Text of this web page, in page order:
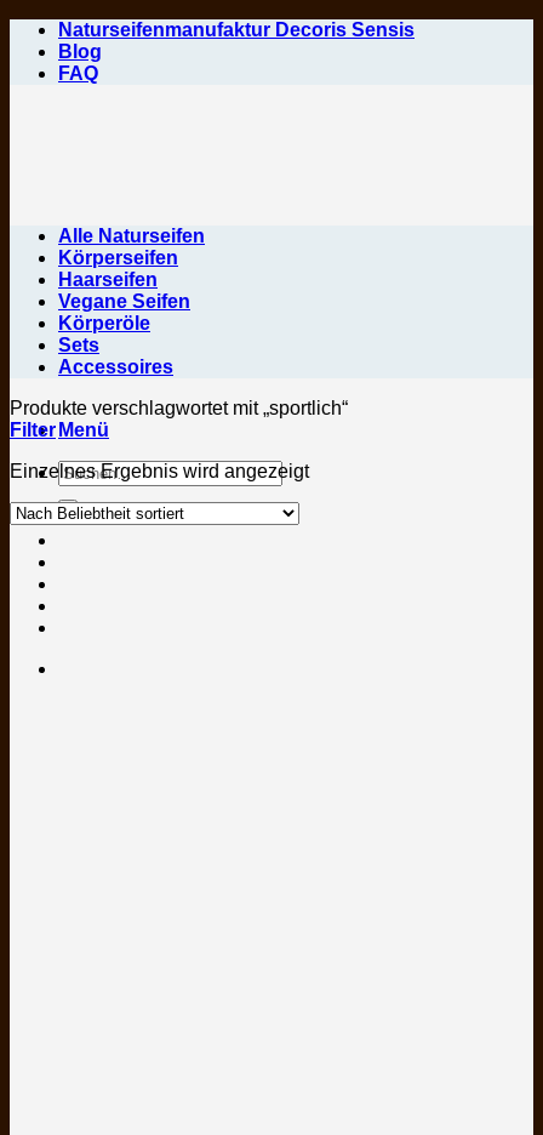
Zum
Inhalt
springen
Naturseifenmanufaktur Decoris Sensis
Blog
FAQ
Menü
Suchen
nach:
Alle Naturseifen
Körperseifen
Haarseifen
Vegane Seifen
Körperöle
Sets
Accessoires
Produkte verschlagwortet mit „sportlich“
Filter
Einzelnes Ergebnis wird angezeigt